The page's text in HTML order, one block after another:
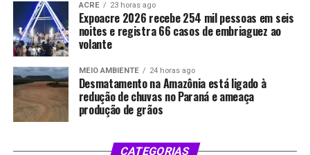
ACRE 23 horas ago
Expoacre 2026 recebe 254 mil pessoas em seis
noites e registra 66 casos de embriaguez ao
volante
MEIO AMBIENTE 24 horas ago
Desmatamento na Amazônia está ligado à
redução de chuvas no Paraná e ameaça
produção de grãos
CATEGORIAS